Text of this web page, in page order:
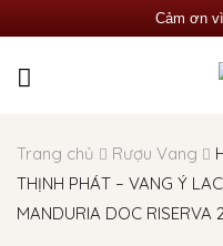
Cảm ơn
Trang chủ Rượu Vang
THỊNH PHÁT – VANG Ý
MANDURIA DOC RISERVA